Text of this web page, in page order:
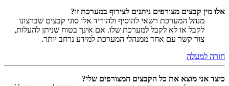
אלו מין קבצים מצורפים ניתנים לצירוף במערכת זו?
מנהל המערכת רשאי להוסיף ולהוריד אלו סוגי קבצים שברצונו
לקבל או לא לקבל למערכת שלו. אם אינך בטוח שניתן להעלות,
צור קשר עם אחד ממנהלי המערכת למידע נרחב יותר.
חזרה למעלה
כיצד אני מוצא את כל הקבצים המצורפים שלי?